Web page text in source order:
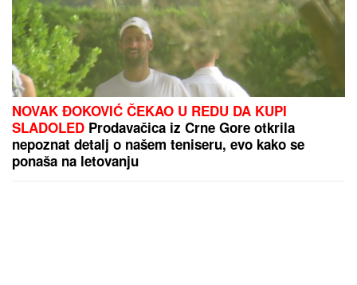
NOVAK ĐOKOVIĆ ČEKAO U REDU DA KUPI
SLADOLED Prodavačica iz Crne Gore otkrila
nepoznat detalj o našem teniseru, evo kako se
ponaša na letovanju